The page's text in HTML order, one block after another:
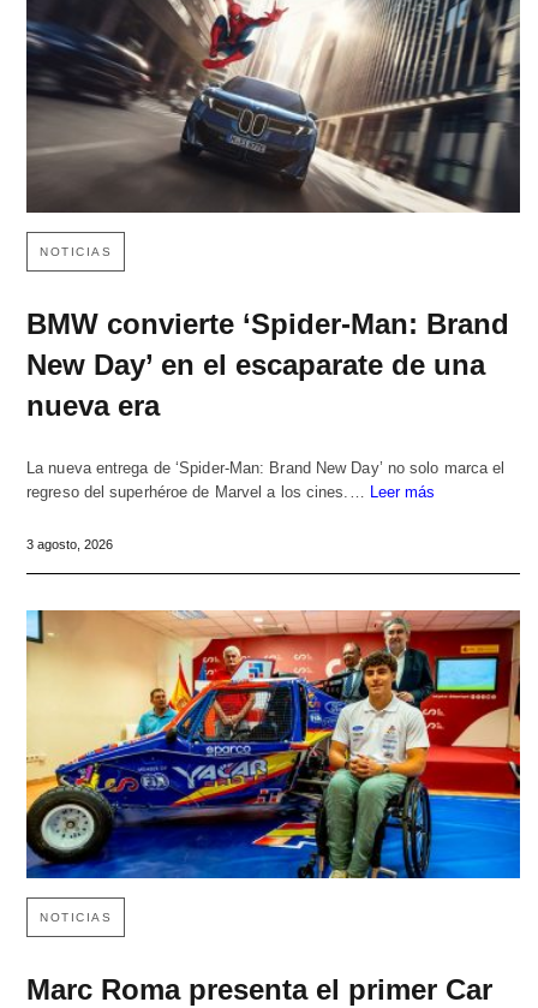
NOTICIAS
BMW convierte ‘Spider-Man: Brand
New Day’ en el escaparate de una
nueva era
La nueva entrega de ‘Spider-Man: Brand New Day’ no solo marca el
regreso del superhéroe de Marvel a los cines.…
Leer más
3 agosto, 2026
NOTICIAS
Marc Roma presenta el primer Car